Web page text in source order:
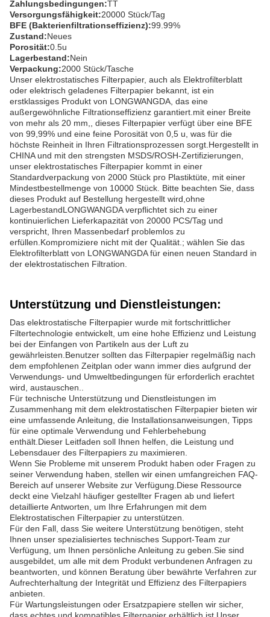
Zahlungsbedingungen:TT
Versorgungsfähigkeit:20000 Stück/Tag
BFE (Bakterienfiltrationseffizienz):99.99%
Zustand:Neues
Porosität:0.5u
Lagerbestand:Nein
Verpackung:2000 Stück/Tasche
Unser elektrostatisches Filterpapier, auch als Elektrofilterblatt
oder elektrisch geladenes Filterpapier bekannt, ist ein
erstklassiges Produkt von LONGWANGDA, das eine
außergewöhnliche Filtrationseffizienz garantiert.mit einer Breite
von mehr als 20 mm,, dieses Filterpapier verfügt über eine BFE
von 99,99% und eine feine Porosität von 0,5 u, was für die
höchste Reinheit in Ihren Filtrationsprozessen sorgt.Hergestellt in
CHINA und mit den strengsten MSDS/ROSH-Zertifizierungen,
unser elektrostatisches Filterpapier kommt in einer
Standardverpackung von 2000 Stück pro Plastiktüte, mit einer
Mindestbestellmenge von 10000 Stück. Bitte beachten Sie, dass
dieses Produkt auf Bestellung hergestellt wird,ohne
LagerbestandLONGWANGDA verpflichtet sich zu einer
kontinuierlichen Lieferkapazität von 20000 PCS/Tag und
verspricht, Ihren Massenbedarf problemlos zu
erfüllen.Kompromiziere nicht mit der Qualität.; wählen Sie das
Elektrofilterblatt von LONGWANGDA für einen neuen Standard in
der elektrostatischen Filtration.
Unterstützung und Dienstleistungen:
Das elektrostatische Filterpapier wurde mit fortschrittlicher
Filtertechnologie entwickelt, um eine hohe Effizienz und Leistung
bei der Einfangen von Partikeln aus der Luft zu
gewährleisten.Benutzer sollten das Filterpapier regelmäßig nach
dem empfohlenen Zeitplan oder wann immer dies aufgrund der
Verwendungs- und Umweltbedingungen für erforderlich erachtet
wird, austauschen..
Für technische Unterstützung und Dienstleistungen im
Zusammenhang mit dem elektrostatischen Filterpapier bieten wir
eine umfassende Anleitung, die Installationsanweisungen, Tipps
für eine optimale Verwendung und Fehlerbehebung
enthält.Dieser Leitfaden soll Ihnen helfen, die Leistung und
Lebensdauer des Filterpapiers zu maximieren.
Wenn Sie Probleme mit unserem Produkt haben oder Fragen zu
seiner Verwendung haben, stellen wir einen umfangreichen FAQ-
Bereich auf unserer Website zur Verfügung.Diese Ressource
deckt eine Vielzahl häufiger gestellter Fragen ab und liefert
detaillierte Antworten, um Ihre Erfahrungen mit dem
Elektrostatischen Filterpapier zu unterstützen.
Für den Fall, dass Sie weitere Unterstützung benötigen, steht
Ihnen unser spezialisiertes technisches Support-Team zur
Verfügung, um Ihnen persönliche Anleitung zu geben.Sie sind
ausgebildet, um alle mit dem Produkt verbundenen Anfragen zu
beantworten, und können Beratung über bewährte Verfahren zur
Aufrechterhaltung der Integrität und Effizienz des Filterpapiers
anbieten.
Für Wartungsleistungen oder Ersatzpapiere stellen wir sicher,